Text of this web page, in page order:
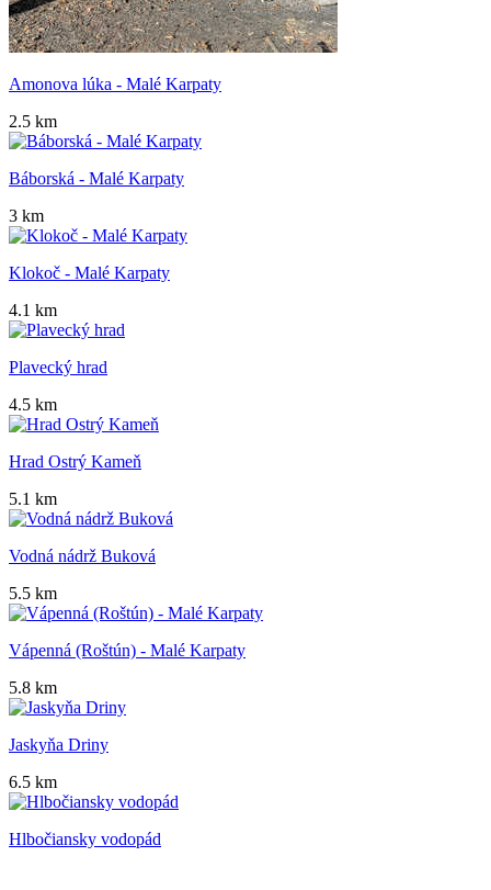
Amonova lúka - Malé Karpaty
2.5 km
Báborská - Malé Karpaty
3 km
Klokoč - Malé Karpaty
4.1 km
Plavecký hrad
4.5 km
Hrad Ostrý Kameň
5.1 km
Vodná nádrž Buková
5.5 km
Vápenná (Roštún) - Malé Karpaty
5.8 km
Jaskyňa Driny
6.5 km
Hlbočiansky vodopád